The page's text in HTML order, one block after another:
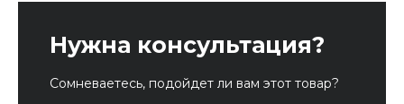
Нужна консультация?
Сомневаетесь, подойдет ли вам этот товар?